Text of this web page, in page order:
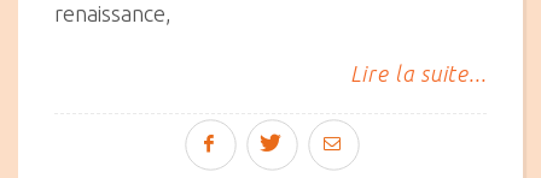
renaissance,
Lire la suite...